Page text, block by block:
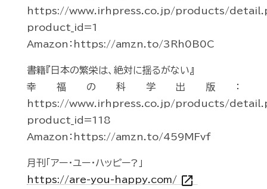
https://www.irhpress.co.jp/products/
product_id=1
Amazon：https://amzn.to/3Rh0B0C
書籍『日本の繁栄は、絶対に揺るがない』
幸福の科学出版：
https://www.irhpress.co.jp/products/
product_id=118
Amazon：https://amzn.to/459MFvf
月刊「アー・ユー・ハッピー?」
https://are-you-happy.com/ open_in_new